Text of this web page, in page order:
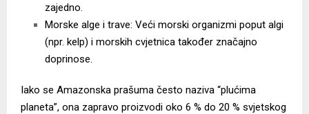
zajedno.
Morske alge i trave: Veći morski organizmi poput algi
(npr. kelp) i morskih cvjetnica također značajno
doprinose.
Iako se Amazonska prašuma često naziva “plućima
planeta”, ona zapravo proizvodi oko 6 % do 20 % svjetskog